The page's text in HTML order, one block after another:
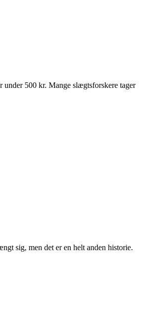
500 kr. Mange slægtsforskere tager
sig, men det er en helt anden historie.